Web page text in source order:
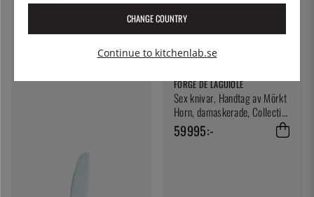
FORGE DE LAGUIOLE
Sex knivar, Handtag av Mörkt
Horn, damaskerade, Collection
- Forge de Laguiole
59995:-
CHANGE COUNTRY
Continue to kitchenlab.se